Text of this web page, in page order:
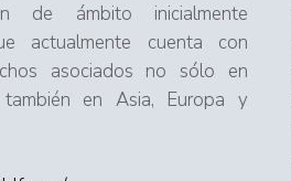
de ámbito inicialmente
actualmente cuenta con
asociados no sólo en
también en Asia, Europa y